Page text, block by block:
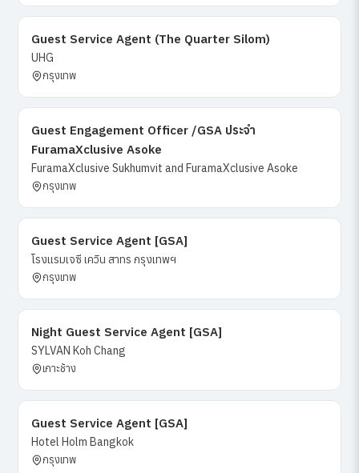
Guest Service Agent (The Quarter Silom)
UHG
กรุงเทพ
Guest Engagement Officer /GSA ประจำ
FuramaXclusive Asoke
FuramaXclusive Sukhumvit and FuramaXclusive Asoke
กรุงเทพ
Guest Service Agent [GSA]
โรงแรมเจซี เควิน สาทร กรุงเทพฯ
กรุงเทพ
Night Guest Service Agent [GSA]
SYLVAN Koh Chang
เกาะช้าง
Guest Service Agent [GSA]
Hotel Holm Bangkok
กรุงเทพ